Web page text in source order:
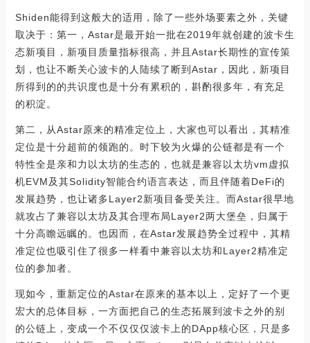
Shiden能得到这般大的适用，除了一些外场要素之外，关键
取决于：第一，Astar是最开始一批在2019年就创建的波卡生
态新项目，新项目质量指标很高，并且Astar长期性的宣传策
划，也让不断关心波卡的人陆续了断到Astar，因此，新项目
所得到的的共识度也是十分有累积的，斟酌很多年，有充足
的积淀。
第二，从Astar原来的精准定位上，大家也可以看出，其精准
定位是十分超前的领跑的。时下较为火爆的公链都是有一个
特性全是亲和力以太坊的生态的，也就是兼容以太坊vm虚拟
机EVM及其Solidity智能合约语言表达，而且伴随着DeFi的
发展趋势，也让诸多Layer2新项目备受关注。而Astar很早地
就攻占了兼容以太坊及其合理布局Layer2两大堡垒，归属于
十分高瞻远瞩的。也因而，在Astar发展趋势全过程中，其精
准定位也吸引住了很多一样看中兼容以太坊和Layer2精准定
位的参加者。
现如今，重新定位的Astar在原来的基本以上，定好了一个更
宏大的总体目标，一方面把自己的生态拓展到波卡之外的别
的公链上，变成一个不仅仅仅波卡上的DApp核心区，只是多